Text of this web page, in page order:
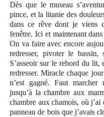
Dès que le museau
pince, et la litanie des
dans ce rêve dont je viens
fenêtre. Ici et maintenant
On va faire avec encore
redresser, pivoter le
S’asseoir sur le rebord du lit,
redresser. Miracle chaque
n’est gagné. Faut marcher
jusqu’à la chambre aux
chambre aux chamois, où
panneau de bois que j’avais